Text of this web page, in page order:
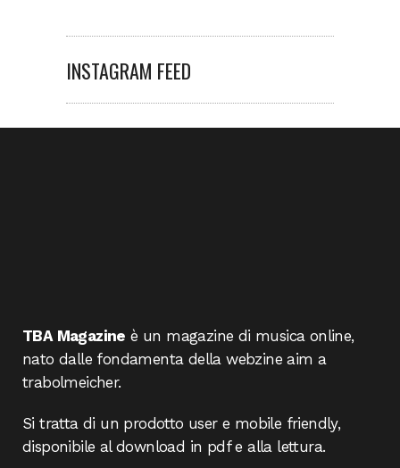
INSTAGRAM FEED
TBA Magazine è un magazine di musica online,
nato dalle fondamenta della webzine aim a
trabolmeicher.
Si tratta di un prodotto user e mobile friendly,
disponibile al download in pdf e alla lettura.